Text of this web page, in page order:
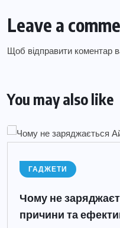
Leave a
Щоб відправити коментар
You may also like
ГАДЖЕТИ
Чому не
причини та